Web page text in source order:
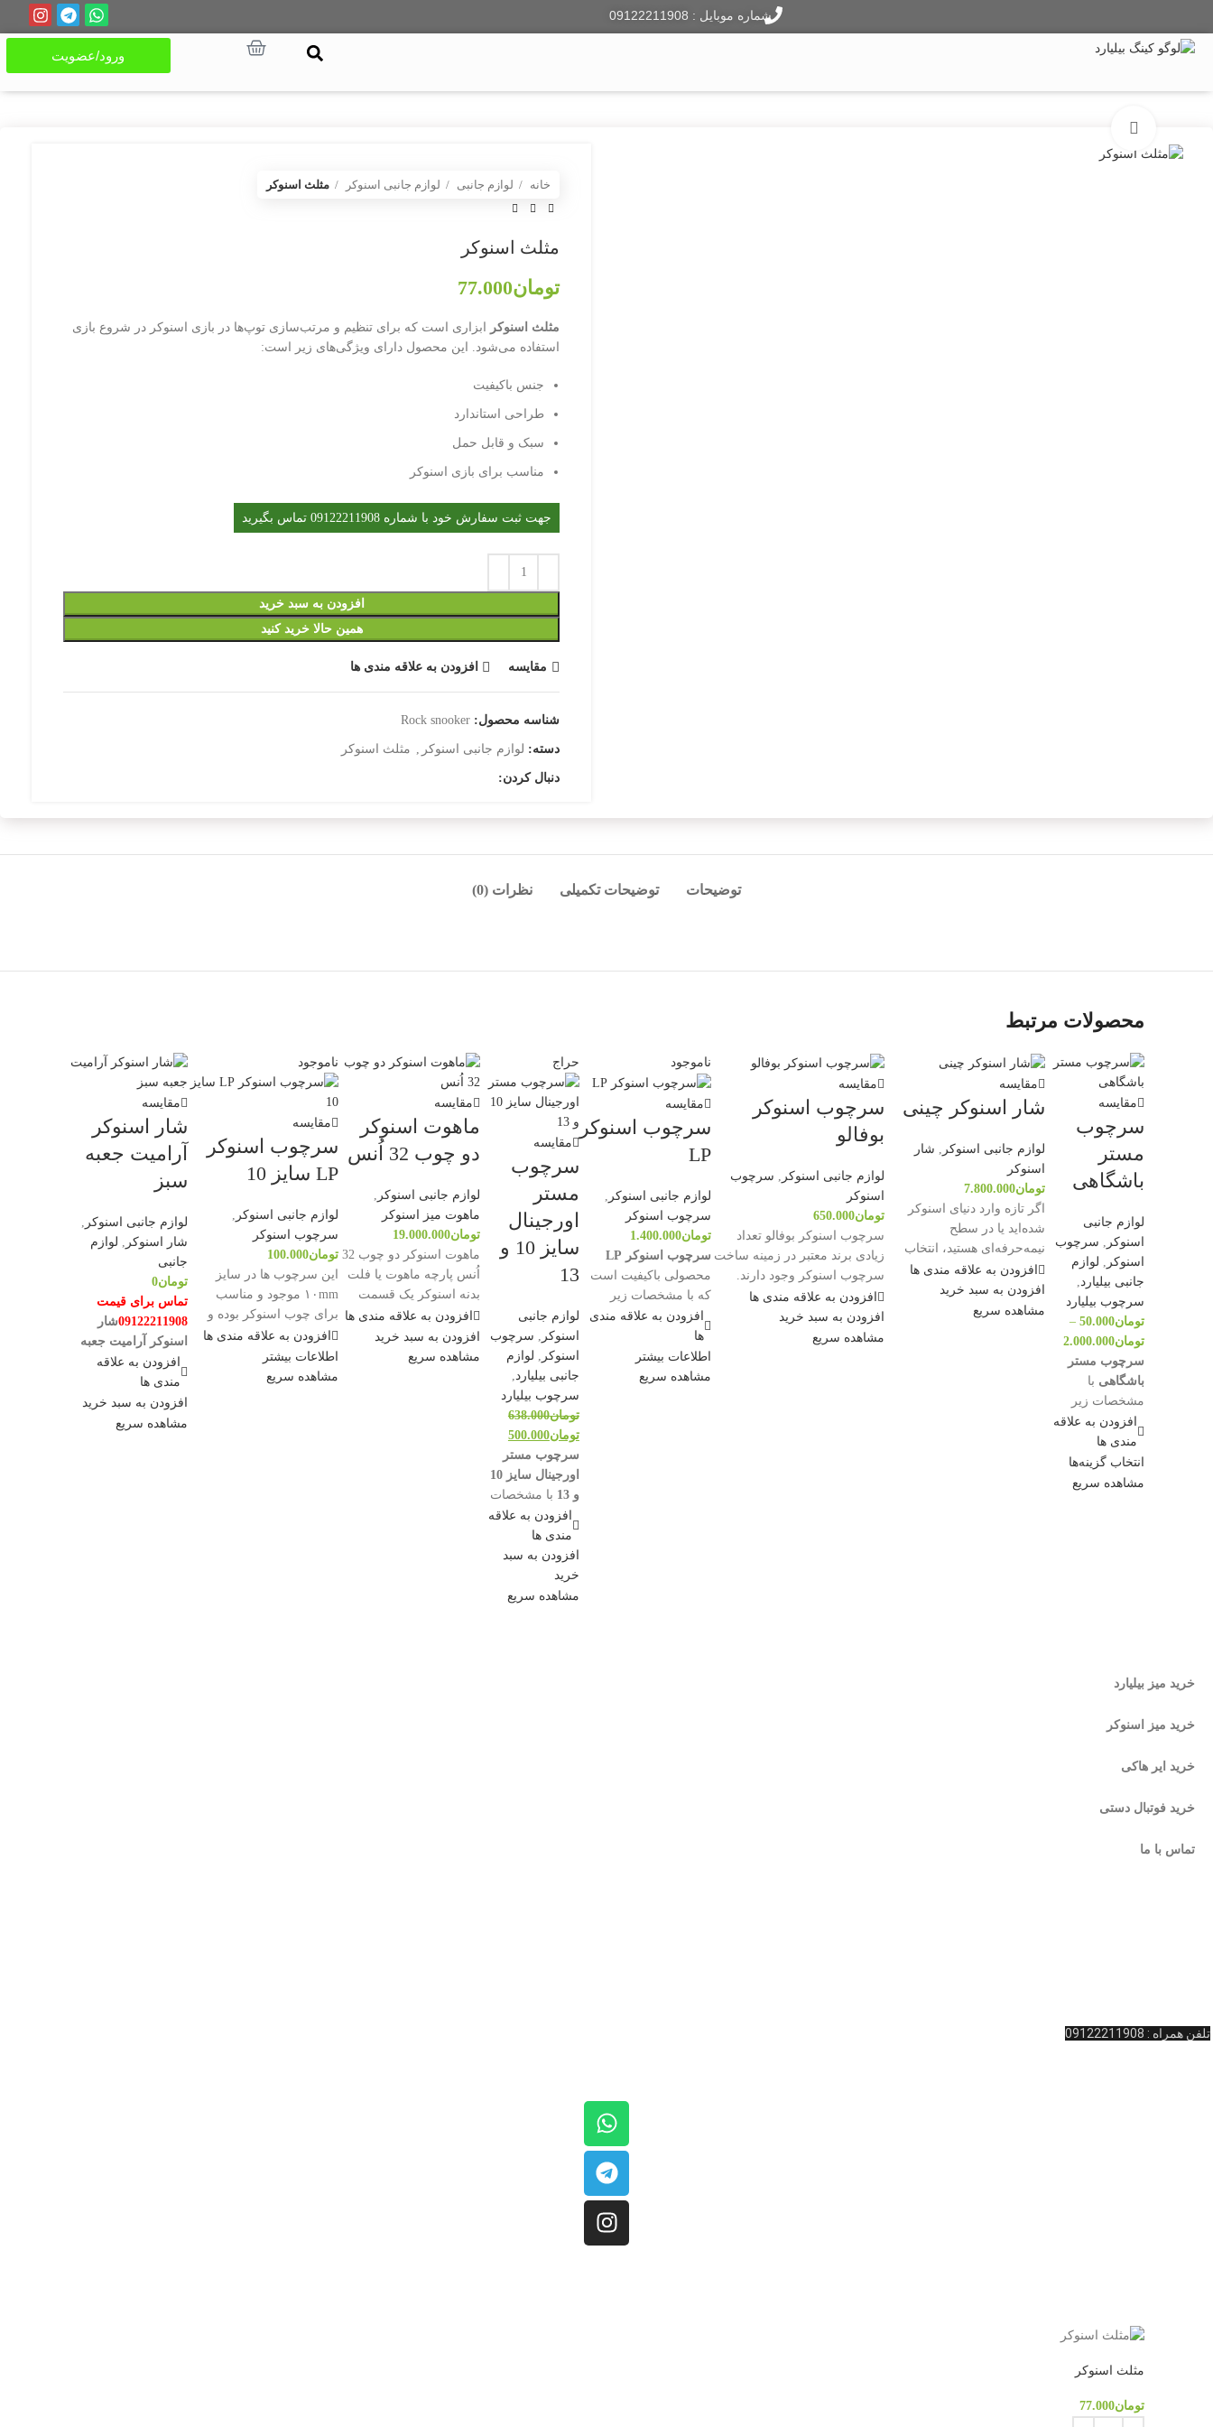
شماره موبایل : 09122211908
ورود/عضویت
خانه لوازم جانبی لوازم جانبی اسنوکر مثلث اسنوکر
مثلث اسنوکر
تومان77.000
مثلث اسنوکر
ابزاری است که برای تنظیم و مرتب‌سازی توپ‌ها در بازی اسنوکر در شروع بازی
استفاده می‌شود. این محصول دارای ویژگی‌های زیر است:
جنس باکیفیت
طراحی استاندارد
سبک و قابل حمل
مناسب برای بازی اسنوکر
جهت ثبت سفارش خود با شماره 09122211908 تماس بگیرید
افزودن به سبد خرید
همین حالا خرید کنید
مقایسه افزودن به علاقه مندی ها
شناسه محصول: Rock snooker
دسته: لوازم جانبی اسنوکر , مثلث اسنوکر
دنبال کردن:
توضیحات توضیحات تکمیلی نظرات (0)
محصولات مرتبط
مقایسه
سرچوب
مستر
باشگاهی
لوازم جانبی
اسنوکر
سرچوب
اسنوکر
لوازم
جانبی بیلیارد
سرچوب بیلیارد
تومان50.000
–
تومان2.000.000
سرچوب مستر
باشگاهی با
مشخصات زیر
موجود است:
موجود در
11، 12 و 13
بیلیارد
به‌صورت تک یا
سفارش خود با
افزودن به علاقه
مندی ها
انتخاب گزینه‌ها
مشاهده سریع
مقایسه
شار اسنوکر چینی
لوازم جانبی اسنوکر
شار
اسنوکر
تومان7.800.000
اگر تازه وارد دنیای اسنوکر
شده‌اید یا در سطح
نیمه‌حرفه‌ای هستید، انتخاب
شار مناسب می‌تواند تجربه
بازی شما را به‌طور
افزودن به علاقه مندی ها
افزودن به سبد خرید
مشاهده سریع
مقایسه
سرچوب اسنوکر
بوفالو
لوازم جانبی اسنوکر
سرچوب
اسنوکر
تومان650.000
سرچوب اسنوکر بوفالو تعداد
زیادی برند معتبر در زمینه ساخت
سرچوب اسنوکر وجود دارند.
انتخاب بهترین مارک بستگی به
سلیقه
افزودن به علاقه مندی ها
افزودن به سبد خرید
مشاهده سریع
ناموجود
مقایسه
سرچوب اسنوکر
LP
لوازم جانبی اسنوکر
سرچوب اسنوکر
تومان1.400.000
سرچوب اسنوکر LP
محصولی باکیفیت است
که با مشخصات زیر
برایچوب اسنوکر
مناسب است.
درجه سختی هارد
سایز 10 میلی متر
افزودن به علاقه مندی
ها
اطلاعات بیشتر
مشاهده سریع
حراج
مقایسه
سرچوب
مستر
اورجینال
سایز 10 و
13
لوازم جانبی
اسنوکر
سرچوب
اسنوکر
لوازم
جانبی بیلیارد
سرچوب بیلیارد
تومان638.000
تومان500.000
سرچوب مستر
اورجینال سایز 10
و 13
با مشخصات
زیر موجود است:
برند مستر
محصول کشور
آمریکا
افزودن به علاقه
مندی ها
افزودن به سبد
خرید
مشاهده سریع
مقایسه
ماهوت اسنوکر
دو چوب 32 اُنس
لوازم جانبی اسنوکر
ماهوت میز اسنوکر
تومان19.000.000
ماهوت اسنوکر دو چوب 32
اُنس پارچه ماهوت یا فلت
بدنه اسنوکر یک قسمت
مهم و حیاتی در بازی
اسنوکر
افزودن به علاقه مندی ها
افزودن به سبد خرید
مشاهده سریع
ناموجود
مقایسه
سرچوب اسنوکر
LP سایز 10
لوازم جانبی اسنوکر
سرچوب اسنوکر
تومان100.000
این سرچوب ها در سایز
۱۰mm موجود و مناسب
برای چوب اسنوکر بوده و
دارای درجه سختی H یا هارد
می باشد.
سایز: ۱۰mm
افزودن به علاقه مندی ها
اطلاعات بیشتر
مشاهده سریع
مقایسه
شار اسنوکر
آرامیت جعبه
سبز
لوازم جانبی اسنوکر
شار اسنوکر
لوازم
جانبی
تومان0
تماس برای قیمت
09122211908شار
اسنوکر آرامیت جعبه
سبز دارای مشخصات
زیر است:
برند آرامیت
افزودن به علاقه
مندی ها
افزودن به سبد خرید
مشاهده سریع
خرید میز بیلیارد
خرید میز اسنوکر
خرید ایر هاکی
خرید فوتبال دستی
تماس با ما
تلفن همراه : 09122211908
مثلث اسنوکر
تومان77.000